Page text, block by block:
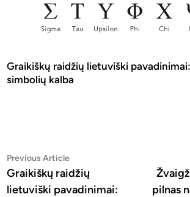
Graikiškų raidžių lietuviški
simbolių kalba
Post
navigation
Previous ArticlePrevious
article:
Graikiškų raidžių
lietuviški pavadinimai:
pilnas